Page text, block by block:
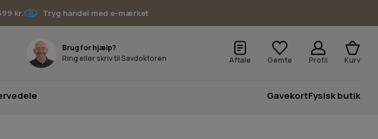
kr. Tryg handel med e-mærket
Brug for hjælp?
Ring eller skriv til Savdoktoren
Aftale Gemte Profil Kurv
for Hjem og fritid GavekortFysisk butik